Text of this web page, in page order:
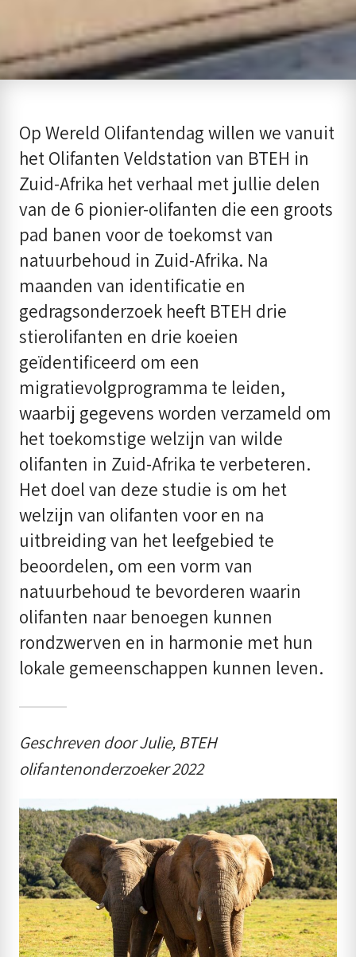
Op Wereld Olifantendag willen we vanuit
het Olifanten Veldstation van BTEH in
Zuid-Afrika het verhaal met jullie delen
van de 6 pionier-olifanten die een groots
pad banen voor de toekomst van
natuurbehoud in Zuid-Afrika. Na
maanden van identificatie en
gedragsonderzoek heeft BTEH drie
stierolifanten en drie koeien
geïdentificeerd om een ​​
migratievolgprogramma te leiden,
waarbij gegevens worden verzameld om
het toekomstige welzijn van wilde
olifanten in Zuid-Afrika te verbeteren.
Het doel van deze studie is om het
welzijn van olifanten voor en na
uitbreiding van het leefgebied te
beoordelen, om een vorm van
natuurbehoud te bevorderen waarin
olifanten naar benoegen kunnen
rondzwerven en in harmonie met hun
lokale gemeenschappen kunnen leven.
Geschreven door Julie, BTEH
olifantenonderzoeker 2022